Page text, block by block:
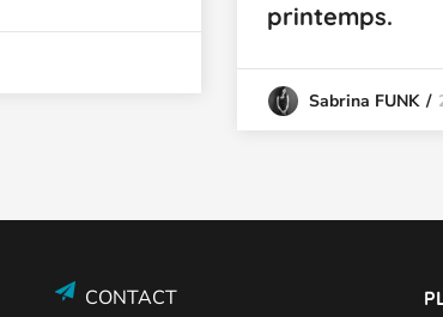
printemps.
Sabrina FUNK
CONTACT